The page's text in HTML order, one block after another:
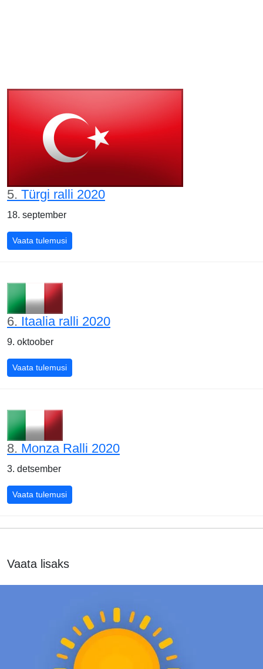
5. Türgi ralli 2020
18. september
Vaata tulemusi
6. Itaalia ralli 2020
9. oktoober
Vaata tulemusi
8. Monza Ralli 2020
3. detsember
Vaata tulemusi
Vaata lisaks